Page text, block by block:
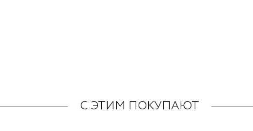
С ЭТИМ ПОКУПАЮТ